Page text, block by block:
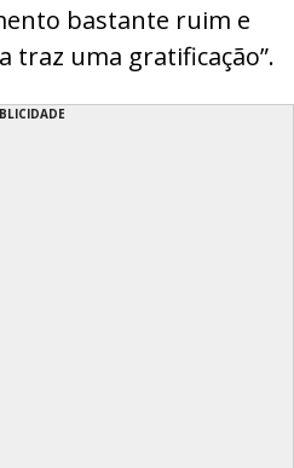
bastante ruim e
traz uma gratificação”.